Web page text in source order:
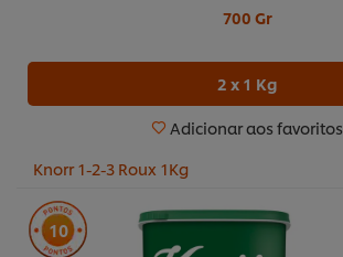
700 Gr
2 x 1 Kg
Adicionar aos favoritos
Knorr 1-2-3 Roux 1Kg
10